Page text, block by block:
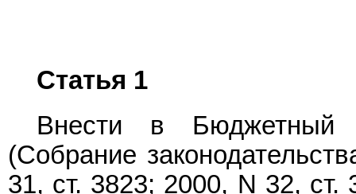
Статья 1
Внести в
(Собрание
31, ст. 3823; 2000, N 32,